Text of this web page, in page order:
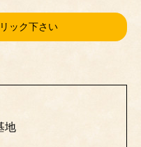
ック下さい
地